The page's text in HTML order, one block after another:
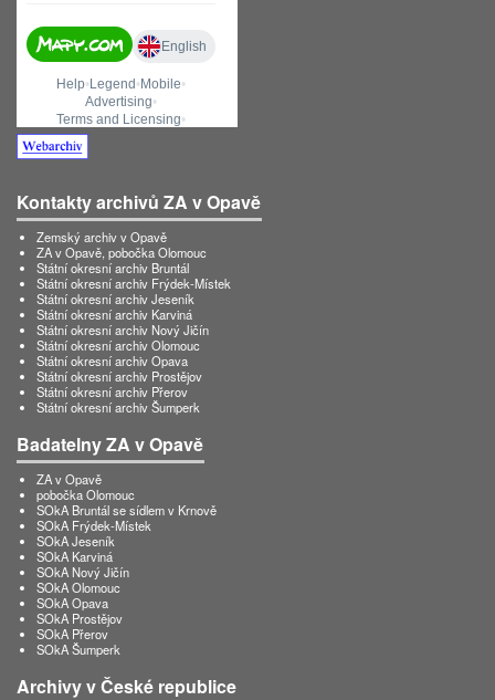
Kontakty archivů ZA v Opavě
Zemský archiv v Opavě
ZA v Opavě, pobočka Olomouc
Státní okresní archiv Bruntál
Státní okresní archiv Frýdek-Místek
Státní okresní archiv Jeseník
Státní okresní archiv Karviná
Státní okresní archiv Nový Jičín
Státní okresní archiv Olomouc
Státní okresní archiv Opava
Státní okresní archiv Prostějov
Státní okresní archiv Přerov
Státní okresní archiv Šumperk
Badatelny ZA v Opavě
ZA v Opavě
pobočka Olomouc
SOkA Bruntál se sídlem v Krnově
SOkA Frýdek-Místek
SOkA Jeseník
SOkA Karviná
SOkA Nový Jičín
SOkA Olomouc
SOkA Opava
SOkA Prostějov
SOkA Přerov
SOkA Šumperk
Archivy v České republice